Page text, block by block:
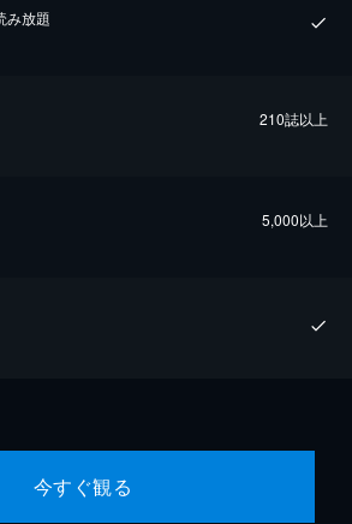
み放題
210誌以上
5,000以上
今すぐ観る